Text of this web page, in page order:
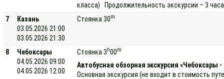
класса) Продолжительность экскурсии – 3
7
Казань
03.05.2026 21:00
03.05.2026 21:30
Стоянка 30m
8
Чебоксары
04.05.2026 09:00
04.05.2026 12:00
Стоянка 3 h00m
Автобусная обзорная экскурсия
Основная экскурсия (не входит в стоимость